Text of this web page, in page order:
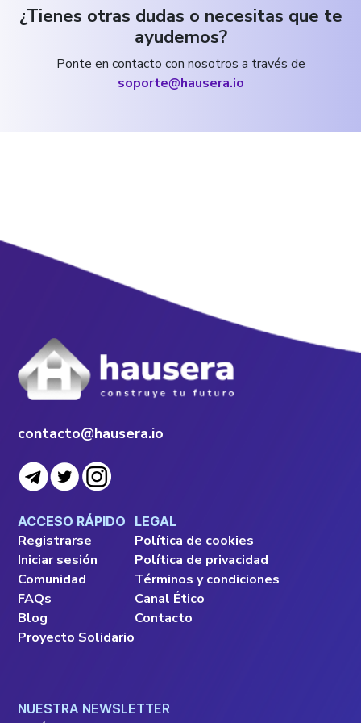
¿Tienes otras dudas o necesitas que te
ayudemos?
Ponte en contacto con nosotros a través de
soporte@hausera.io
contacto@hausera.io
ACCESO RÁPIDO
Registrarse
Iniciar sesión
Comunidad
FAQs
Blog
Proyecto Solidario
LEGAL
Política de cookies
Política de privacidad
Términos y condiciones
Canal Ético
Contacto
NUESTRA NEWSLETTER